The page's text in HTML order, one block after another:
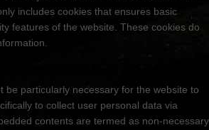
includes cookies that ensures basic
features of the website. These cookies do
be particularly necessary for the website to
to collect user personal data via
contents are termed as non-necessary